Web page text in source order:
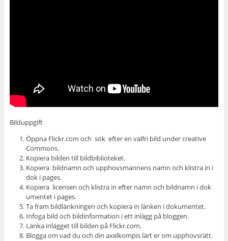
Bilduppgift
Öppna Flickr.com och sök efter en valfri bild under creative
Commons.
Kopiera bilden till bildbiblioteket.
Kopiera bildnamn och upphovsmannens namn och klistra in i
dok i pages.
Kopiera licensen och klistra in efter namn och bildnamn i dok
umentet i pages.
Ta fram bildlänkningen och kopiera in länken i dokumentet.
Infoga bild och bildinformation i ett inlägg på bloggen.
Länka inlägget till bilden på Flickr.com.
Blogga om vad du och din axelkompis lärt er om upphovsrätt.